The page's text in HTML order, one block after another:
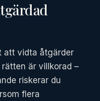
att vidta åtgärder
är villkorad –
riskerar du
flera